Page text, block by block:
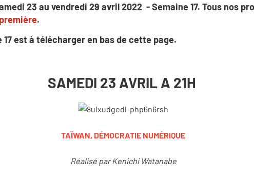
23 au vendredi 29 avril 2022 - Semaine 17. Tous nos
.
17 est à télécharger en bas de cette page.
SAMEDI 23 AVRIL A 21H
TAÏWAN, DÉMOCRATIE NUMÉRIQUE
Réalisé par Kenichi Watanabe